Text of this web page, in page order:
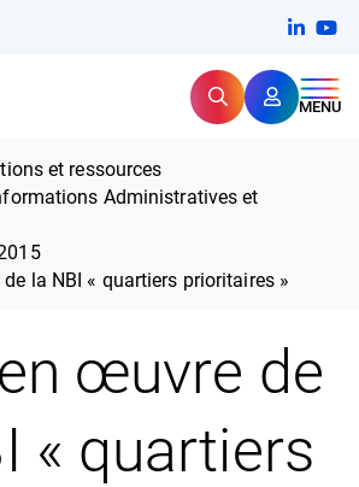
RechercherMENU
Expertise et proximité pour
et ressources
Administratives et
la NBI « quartiers prioritaires »
œuvre de
« quartiers